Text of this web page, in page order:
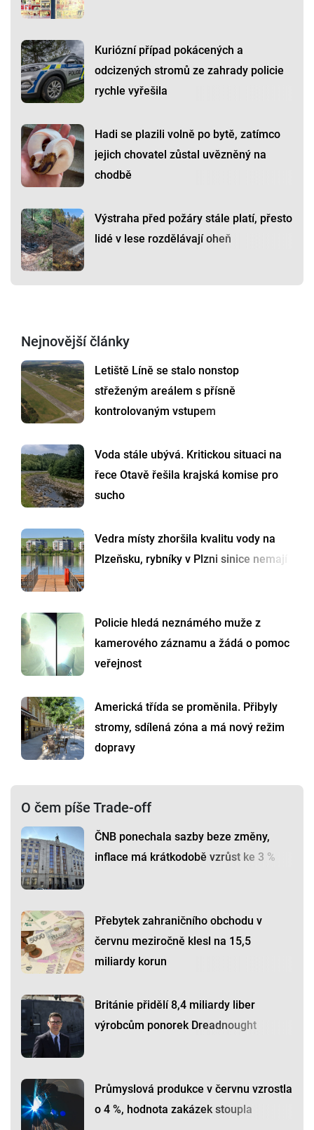
Kuriózní případ pokácených a
odcizených stromů ze zahrady policie
rychle vyřešila
Hadi se plazili volně po bytě, zatímco
jejich chovatel zůstal uvězněný na
chodbě
Výstraha před požáry stále platí, přesto
lidé v lese rozdělávají oheň
Nejnovější články
Letiště Líně se stalo nonstop
střeženým areálem s přísně
kontrolovaným vstupem
Voda stále ubývá. Kritickou situaci na
řece Otavě řešila krajská komise pro
sucho
Vedra místy zhoršila kvalitu vody na
Plzeňsku, rybníky v Plzni sinice nemají
Policie hledá neznámého muže z
kamerového záznamu a žádá o pomoc
veřejnost
Americká třída se proměnila. Přibyly
stromy, sdílená zóna a má nový režim
dopravy
O čem píše Trade-off
ČNB ponechala sazby beze změny,
inflace má krátkodobě vzrůst ke 3 %
Přebytek zahraničního obchodu v
červnu meziročně klesl na 15,5
miliardy korun
Británie přidělí 8,4 miliardy liber
výrobcům ponorek Dreadnought
Průmyslová produkce v červnu vzrostla
o 4 %, hodnota zakázek stoupla